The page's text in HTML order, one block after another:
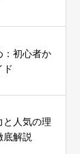
：初心者か
ド
と人気の理
底解説